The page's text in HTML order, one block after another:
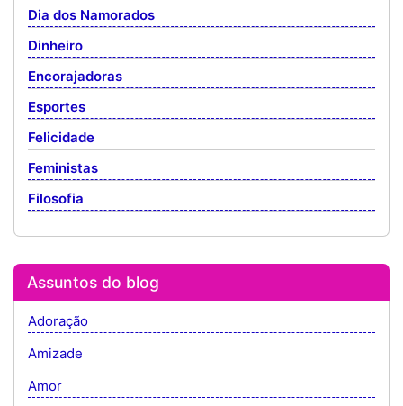
Dia dos Namorados
Dinheiro
Encorajadoras
Esportes
Felicidade
Feministas
Filosofia
Assuntos do blog
Adoração
Amizade
Amor